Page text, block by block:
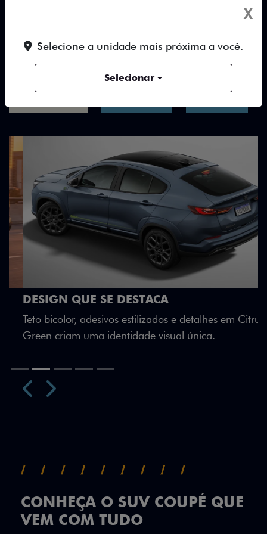
TUDO SOBRE O NOVO FIAT
FASTBACK
DESIGN QUE SE DESTACA
Teto bicolor, adesivos estilizados e detalhes em Citrus
Green criam uma identidade visual única.
Previous
Next
CONHEÇA O SUV COUPÉ QUE
VEM COM TUDO
X
Selecione a unidade mais próxima a você.
Selecionar